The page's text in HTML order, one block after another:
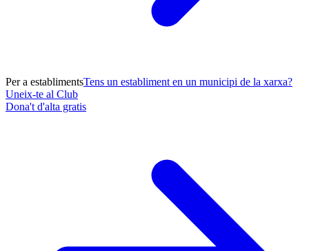
Per a establimentsTens un establiment en un municipi de la xarxa?
Uneix-te al Club
Dona't d'alta gratis